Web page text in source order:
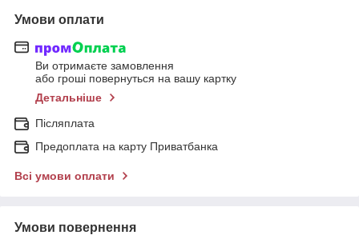
Умови оплати
Ви отримаєте замовлення
або гроші повернуться на вашу картку
Детальніше
Післяплата
Предоплата на карту Приватбанка
Всі умови оплати
Умови повернення